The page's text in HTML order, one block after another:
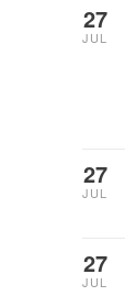
27
JUL
27
JUL
27
JUL